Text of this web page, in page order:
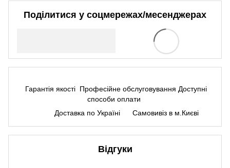
Поділитися у соцмережах/месенджерах
Гарантія якості Професійне обслуговування Доступні
способи оплати
Доставка по Україні
Самовивіз в м.Києві
Відгуки